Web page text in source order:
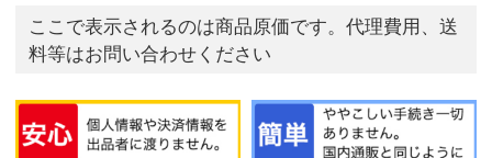
ここで表示されるのは商品原価です。代理費用、送
料等はお問い合わせください